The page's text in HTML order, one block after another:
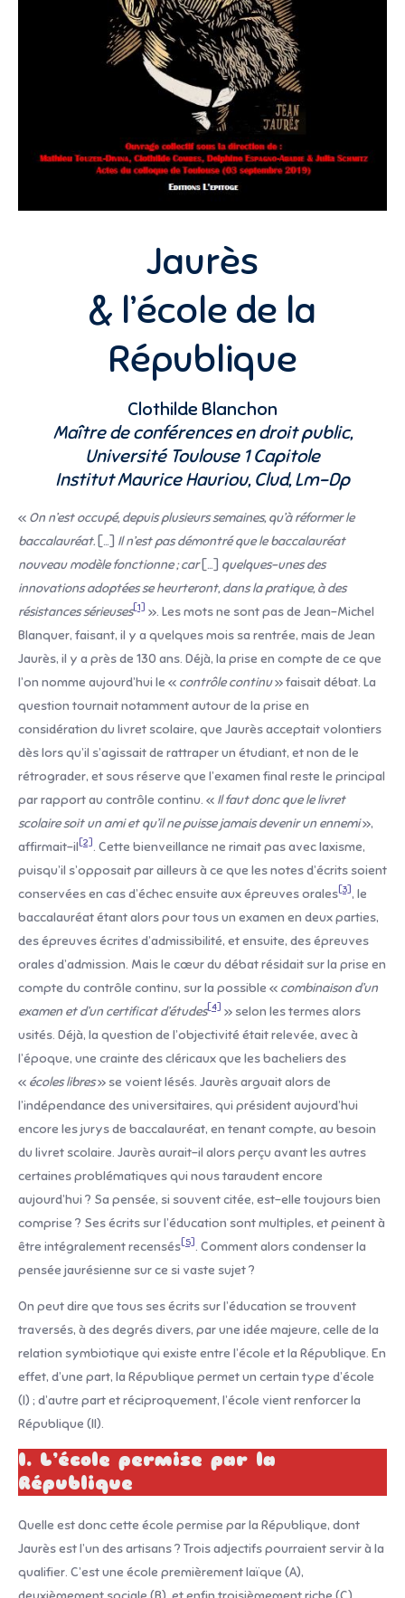
Jaurès
& l’école de la
République
Clothilde Blanchon
Maître de conférences en droit public,
Université Toulouse 1 Capitole
Institut Maurice Hauriou, Clud, Lm-Dp
« On n’est occupé, depuis plusieurs semaines, qu’à réformer le
baccalauréat. […] Il n’est pas démontré que le baccalauréat
nouveau modèle fonctionne ; car[…] quelques-unes des
innovations adoptées se heurteront, dans la pratique, à des
résistances sérieuses[1]
». Les mots ne sont pas de Jean-Michel
Blanquer, faisant, il y a quelques mois sa rentrée, mais de Jean
Jaurès, il y a près de 130 ans. Déjà, la prise en compte de ce que
l’on nomme aujourd’hui le « contrôle continu» faisait débat. La
question tournait notamment autour de la prise en
considération du livret scolaire, que Jaurès acceptait volontiers
dès lors qu’il s’agissait de rattraper un étudiant, et non de le
rétrograder, et sous réserve que l’examen final reste le principal
par rapport au contrôle continu. « Il faut donc que le livret
scolaire soit un ami et qu’il ne puisse jamais devenir un ennemi»,
affirmait-il [2] . Cette bienveillance ne rimait pas avec laxisme,
puisqu’il s’opposait par ailleurs à ce que les notes d’écrits soient
conservées en cas d’échec ensuite aux épreuves orales [3] , le
baccalauréat étant alors pour tous un examen en deux parties,
des épreuves écrites d’admissibilité, et ensuite, des épreuves
orales d’admission. Mais le cœur du débat résidait sur la prise en
compte du contrôle continu, sur la possible « combinaison d’un
examen et d’un certificat d’études[4]
» selon les termes alors
usités. Déjà, la question de l’objectivité était relevée, avec à
l’époque, une crainte des cléricaux que les bacheliers des
« écoles libres» se voient lésés. Jaurès arguait alors de
l’indépendance des universitaires, qui président aujourd’hui
encore les jurys de baccalauréat, en tenant compte, au besoin
du livret scolaire. Jaurès aurait-il alors perçu avant les autres
certaines problématiques qui nous taraudent encore
aujourd’hui ? Sa pensée, si souvent citée, est-elle toujours bien
comprise ? Ses écrits sur l’éducation sont multiples, et peinent à
être intégralement recensés [5] . Comment alors condenser la
pensée jaurésienne sur ce si vaste sujet ?
On peut dire que tous ses écrits sur l’éducation se trouvent
traversés, à des degrés divers, par une idée majeure, celle de la
relation symbiotique qui existe entre l’école et la République. En
effet, d’une part, la République permet un certain type d’école
(I) ; d’autre part et réciproquement, l’école vient renforcer la
République (II).
I. L’école permise par la
République
Quelle est donc cette école permise par la République, dont
Jaurès est l’un des artisans ? Trois adjectifs pourraient servir à la
qualifier. C’est une école premièrement laïque (A),